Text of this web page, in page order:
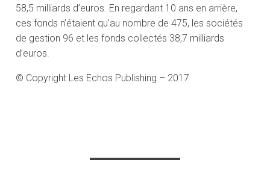
58,5 milliards d’euros. En regardant 10 ans en arrière,
ces fonds n’étaient qu’au nombre de 475, les sociétés
de gestion 96 et les fonds collectés 38,7 milliards
d’euros.
© Copyright Les Echos Publishing – 2017